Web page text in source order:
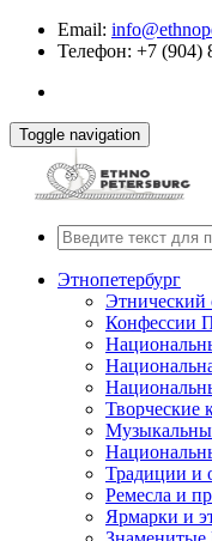
Email:
Телефон: +7 (904)
Toggle navigation
Этнопетербург
Этнический
Конфессии
Творческие
Традиции и
Ремесла и
Ярмарки и